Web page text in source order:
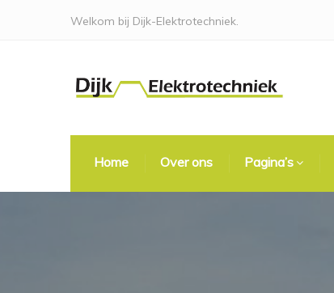
Welkom bij Dijk-Elektrotechniek.
Home Over ons Pagina’s